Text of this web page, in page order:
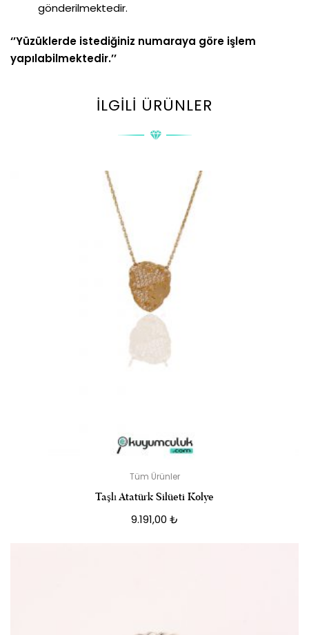
gönderilmektedir.
‘’Yüzüklerde istediğiniz numaraya göre işlem
yapılabilmektedir.’’
İLGILI ÜRÜNLER
Tüm Ürünler
Taşlı Atatürk Silüeti Kolye
9.191,00 ₺